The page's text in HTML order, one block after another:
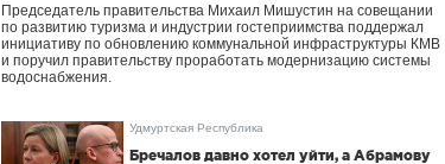
Председатель правительства Михаил Мишустин на совещании
по развитию туризма и индустрии гостеприимства поддержал
инициативу по обновлению коммунальной инфраструктуры КМВ
и поручил правительству проработать модернизацию системы
водоснабжения.
Удмуртская Республика
Бречалов давно хотел уйти, а Абрамову